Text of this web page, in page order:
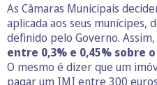
As Câmaras Municipais
aplicada aos seus munícipes,
definido pelo Governo. Assim,
entre 0,3% e 0,45% sobre o
O mesmo é dizer que um
pagar um IMI entre 300